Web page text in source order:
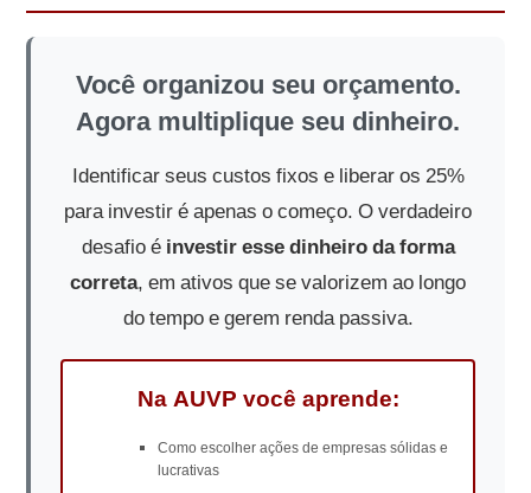
Você organizou seu orçamento.
Agora multiplique seu dinheiro.
Identificar seus custos fixos e liberar os 25%
para investir é apenas o começo. O verdadeiro
desafio é investir esse dinheiro da forma
correta, em ativos que se valorizem ao longo
do tempo e gerem renda passiva.
Na AUVP você aprende:
Como escolher ações de empresas sólidas e
lucrativas